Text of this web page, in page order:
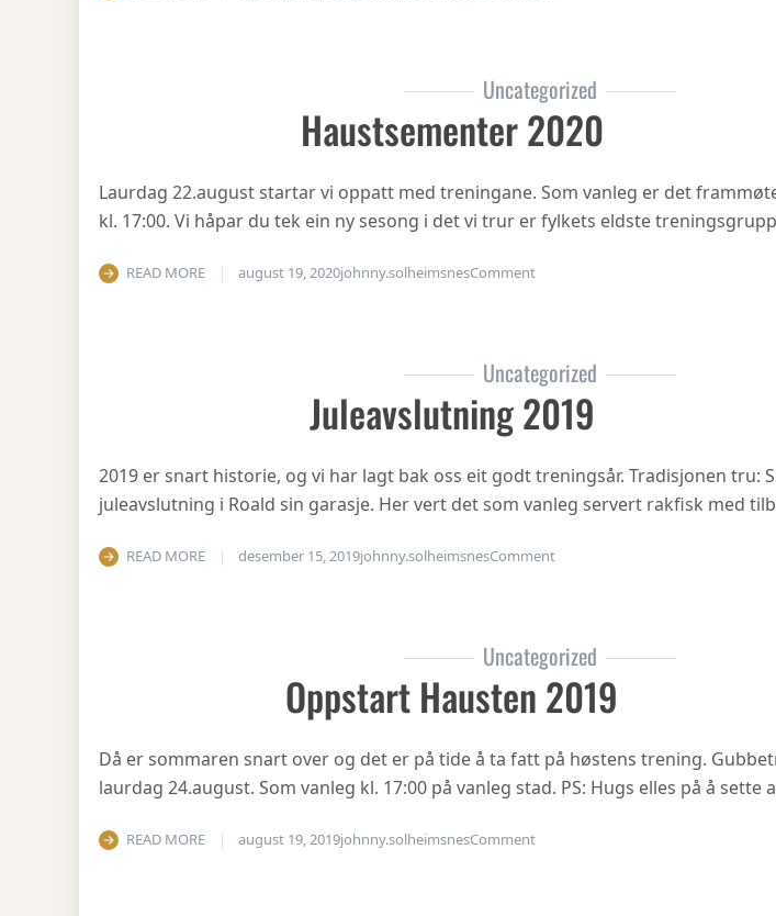
Uncategorized
Haustsementer 2020
Laurdag 22.august startar vi oppatt med treningane. Som vanleg er det
kl. 17:00. Vi håpar du tek ein ny sesong i det vi trur er fylkets eldste
READ MORE august 19, 2020johnny.solheimsnesCommenton Haustsementer 2020
Uncategorized
Juleavslutning 2019
2019 er snart historie, og vi har lagt bak oss eit godt treningsår. Tradisjonen tru:
juleavslutning i Roald sin garasje. Her vert det som vanleg servert rakfisk med
READ MORE desember 15, 2019johnny.solheimsnesCommenton Juleavslutning 2019
Uncategorized
Oppstart Hausten 2019
Då er sommaren snart over og det er på tide å ta fatt på høstens trening.
laurdag 24.august. Som vanleg kl. 17:00 på vanleg stad. PS: Hugs elles på å sette
READ MORE august 19, 2019johnny.solheimsnesCommenton Oppstart hausten 2019